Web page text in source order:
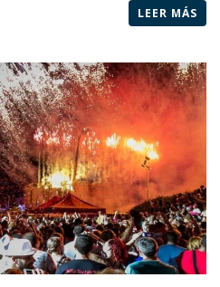
LEER MÁS